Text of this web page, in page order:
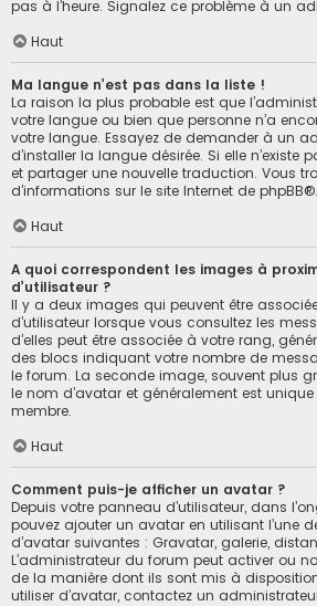
pas à l’heure. Signalez ce problème à un
Haut
Ma langue n’est pas dans la liste !
La raison la plus probable est que
votre langue ou bien que personne n’a
votre langue. Essayez de demander à un
d’installer la langue désirée. Si elle n’existe
et partager une nouvelle traduction. Vous
d’informations sur le site Internet de phpBB®.
Haut
A quoi correspondent les images à
d’utilisateur ?
Il y a deux images qui peuvent être
d’utilisateur lorsque vous consultez les
d’elles peut être associée à votre rang,
des blocs indiquant votre nombre de
le forum. La seconde image, souvent plus
le nom d’avatar et généralement est
membre.
Haut
Comment puis-je afficher un avatar ?
Depuis votre panneau d’utilisateur, dans
pouvez ajouter un avatar en utilisant l’une
d’avatar suivantes : Gravatar, galerie,
L’administrateur du forum peut activer ou
de la manière dont ils sont mis à
utiliser d’avatar, contactez un